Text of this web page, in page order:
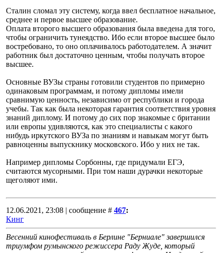
Сталин сломал эту систему, когда ввел бесплатное начальное,
среднее и первое высшее образование.
Оплата второго высшего образования была введена для того,
чтобы ограничить тунеядство. Ибо если второе высшее было
востребовано, то оно оплачивалось работодателем. А значит
работник был достаточно ценным, чтобы получать второе
высшее.
Основные ВУЗы страны готовили студентов по примерно
одинаковым программам, и потому дипломы имели
сравнимую ценность, независимо от республики и города
учебы. Так как была некоторая гарантия соответствия уровня
знаний диплому. И потому до сих пор знакомые с британии
или европы удивляются, как это специалисты с какого
нибудь иркутского ВУЗа по знаниям и навыкам могут быть
равноценны выпускнику московского. Ибо у них не так.
Например дипломы Сорбонны, где придумали ЕГЭ,
считаются мусорными. При том наши дурачки некоторые
щеголяют ими.
12.06.2021, 23:08 | сообщение # 467:
Кинг
Весенний кинофестиваль в Берлине "Берниале" завершился
триумфом румынского режиссера Раду Жуде, который